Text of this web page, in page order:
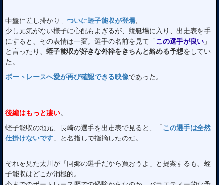
中盤に差し掛かり、 ついに蛭子能収が登場。
少し元気がない様子に心配もよぎるが、競艇場に入り、出走表を手
にすると、その表情は一変。選手の名前を見て「この選手が良い 」
と言ったり、 蛭子能収が好きな外枠をきちんと絡める予想をしてい
た。
ボートレースへ愛が再び確認できる映像であった。
後編はもっと凄い。
蛭子能収の地元、長崎の選手を出走表で見ると、「この選手は全然
仕掛けないです 」と名指しで指摘したのだ。
それを見た太川が「同郷の選手だから買おうよ」と提案するも、蛭
子能収はどこか消極的。